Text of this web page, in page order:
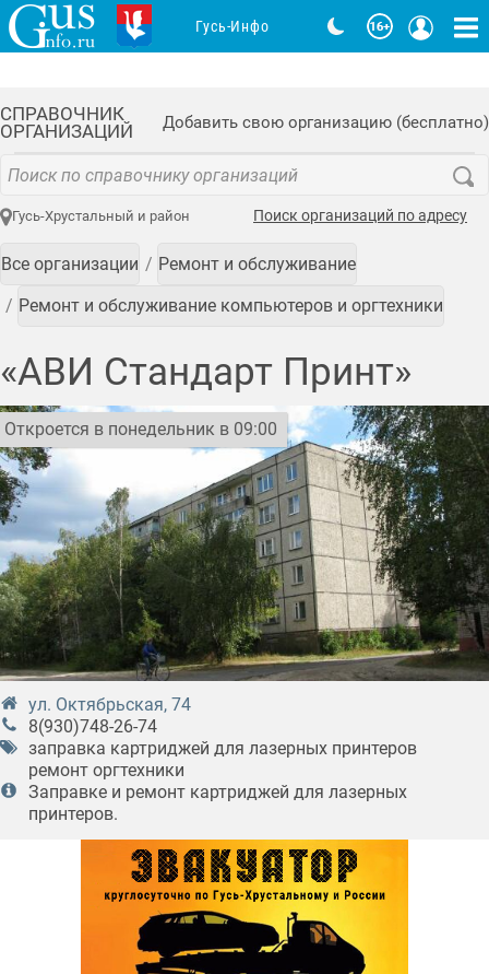
СПРАВОЧНИК
ОРГАНИЗАЦИЙ
Добавить свою организацию (бесплатно)
Гусь-Хрустальный и район Поиск организаций по адресу
Все организации Ремонт и обслуживание
Ремонт и обслуживание компьютеров и оргтехники
«АВИ Стандарт Принт»
Откроется в понедельник в 09:00
ул. Октябрьская, 74
8(930)748-26-74
заправка картриджей для лазерных принтеров
ремонт оргтехники
Заправке и ремонт картриджей для лазерных
принтеров.
Гусь-Инфо